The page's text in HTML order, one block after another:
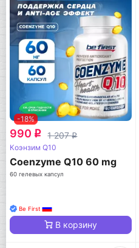
-18%
990 q 1 207q
Коэнзим Q10
Coenzyme Q10 60 mg
60 гелевых капсул
Be First
В корзину